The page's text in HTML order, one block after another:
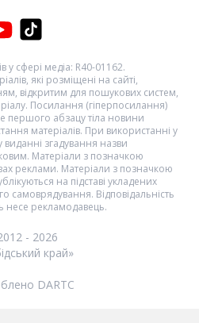
у сфері медіа: R40-01162.
які розміщені на сайті,
відкритим для пошукових систем,
Посилання (гіперпосилання)
першого абзацу тіла новини
матеріалів. При використанні у
згадування назви
Матеріали з позначкою
реклами. Матеріали з позначкою
на підставі укладених
самоврядування. Відповідальність
несе рекламодавець.
- 2026
край»
DARTC